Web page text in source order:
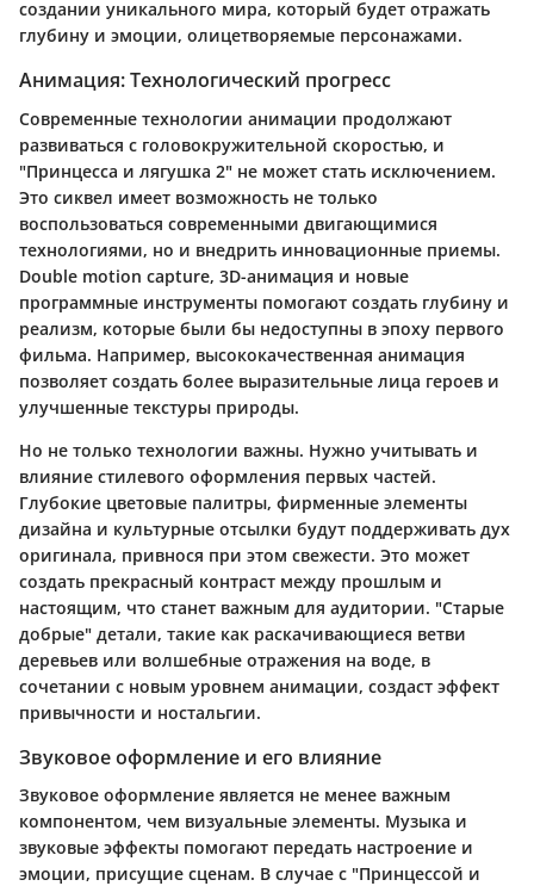
создании уникального мира, который будет отражать
глубину и эмоции, олицетворяемые персонажами.
Анимация: Технологический прогресс
Современные технологии анимации продолжают
развиваться с головокружительной скоростью, и
"Принцесса и лягушка 2" не может стать исключением.
Это сиквел имеет возможность не только
воспользоваться современными двигающимися
технологиями, но и внедрить инновационные приемы.
Double motion capture, 3D-анимация и новые
программные инструменты помогают создать глубину и
реализм, которые были бы недоступны в эпоху первого
фильма. Например, высококачественная анимация
позволяет создать более выразительные лица героев и
улучшенные текстуры природы.
Но не только технологии важны. Нужно учитывать и
влияние стилевого оформления первых частей.
Глубокие цветовые палитры, фирменные элементы
дизайна и культурные отсылки будут поддерживать дух
оригинала, привнося при этом свежести. Это может
создать прекрасный контраст между прошлым и
настоящим, что станет важным для аудитории. "Старые
добрые" детали, такие как раскачивающиеся ветви
деревьев или волшебные отражения на воде, в
сочетании с новым уровнем анимации, создаст эффект
привычности и ностальгии.
Звуковое оформление и его влияние
Звуковое оформление является не менее важным
компонентом, чем визуальные элементы. Музыка и
звуковые эффекты помогают передать настроение и
эмоции, присущие сценам. В случае с "Принцессой и